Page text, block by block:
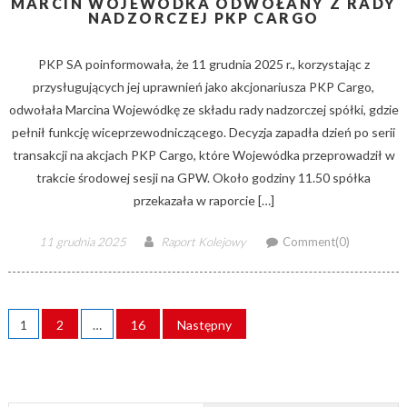
NADZORCZEJ PKP CARGO
PKP SA poinformowała, że 11 grudnia 2025 r., korzystając z
przysługujących jej uprawnień jako akcjonariusza PKP Cargo,
odwołała Marcina Wojewódkę ze składu rady nadzorczej spółki, gdzie
pełnił funkcję wiceprzewodniczącego. Decyzja zapadła dzień po serii
transakcji na akcjach PKP Cargo, które Wojewódka przeprowadził w
trakcie środowej sesji na GPW. Około godziny 11.50 spółka
przekazała w raporcie […]
Posted
11 grudnia 2025 Author
Raport Kolejowy Comment(0)
STRONICOWANIE
WPISÓW
1 2 … 16 Następny